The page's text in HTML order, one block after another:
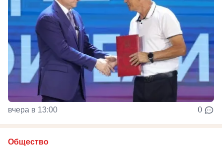
вчера в 13:00 0
Общество